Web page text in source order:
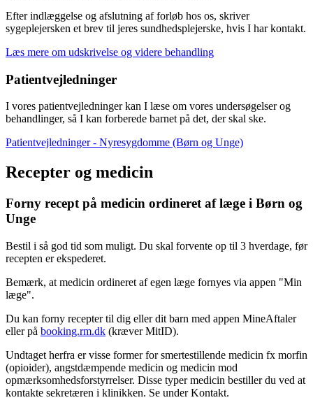
Efter indlæggelse og afslutning af forløb hos os, skriver
sygeplejersken et brev til jeres sundhedsplejerske, hvis I har kontakt.
Læs mere om udskrivelse og videre behandling
Patientvejledninger
I vores patientvejledninger kan I læse om vores undersøgelser og
behandlinger, så I kan forberede barnet på det, der skal ske.
Patientvejledninger - Nyresygdomme (Børn og Unge)
Recepter og medicin
Forny recept på medicin ordineret af læge i Børn og
Unge
Bestil i så god tid som muligt. Du skal forvente op til 3 hverdage, før
recepten er ekspederet.
Bemærk, at medicin ordineret af egen læge fornyes via appen "Min
læge".
Du kan forny recepter til dig eller dit barn med appen MineAftaler
eller på booking.rm.dk (kræver MitID).
Undtaget herfra er visse former for smertestillende medicin fx morfin
(opioider), angstdæmpende medicin og medicin mod
opmærksomhedsforstyrrelser. Disse typer medicin bestiller du ved at
kontakte sekretæren i klinikken. Se under Kontakt.